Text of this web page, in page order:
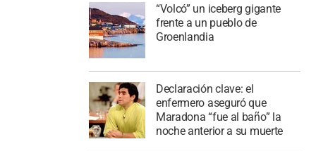
“Volcó” un iceberg gigante
frente a un pueblo de
Groenlandia
Declaración clave: el
enfermero aseguró que
Maradona “fue al baño” la
noche anterior a su muerte